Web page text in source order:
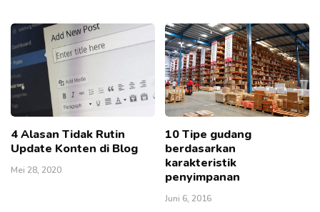
4 Alasan Tidak Rutin
Update Konten di Blog
Mei 28, 2020
10 Tipe gudang
berdasarkan
karakteristik
penyimpanan
Juni 6, 2016